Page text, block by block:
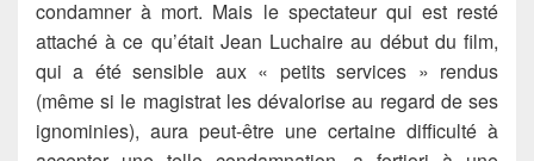
condamner à mort. Mais le spectateur qui est resté
attaché à ce qu’était Jean Luchaire au début du film,
qui a été sensible aux « petits services » rendus
(même si le magistrat les dévalorise au regard de ses
ignominies), aura peut-être une certaine difficulté à